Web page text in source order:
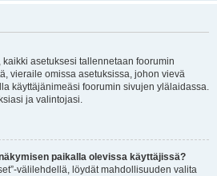
asetuksesi tallennetaan foorumin
vieraile omissa asetuksissa, johon vievä
käyttäjänimeäsi foorumin sivujen ylälaidassa.
ja valintojasi.
paikalla olevissa käyttäjissä?
välilehdellä, löydät mahdollisuuden valita